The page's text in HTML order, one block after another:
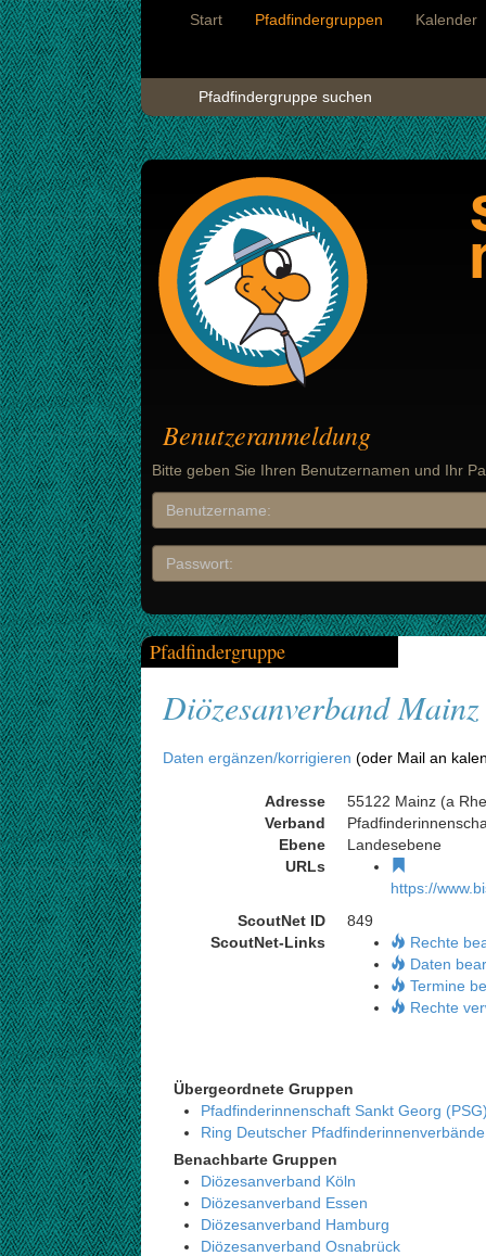
Start Pfadfindergruppen Kalender
Pfadfindergruppe suchen
Benutzeranmeldung
Bitte geben Sie Ihren Benutzernamen und Ihr
Pfadfindergruppe
Diözesanverband Mainz
Daten ergänzen/korrigieren (oder Mail an
Adresse
55122 Mainz (a
Verband
Ebene
Landesebene
URLs
https://
ScoutNet ID
849
ScoutNet-Links
Rechte
Daten
Termine
Rechte
Übergeordnete Gruppen
Pfadfinderinnenschaft Sankt Georg
Ring Deutscher
Benachbarte Gruppen
Diözesanverband Köln
Diözesanverband Essen
Diözesanverband Hamburg
Diözesanverband Osnabrück